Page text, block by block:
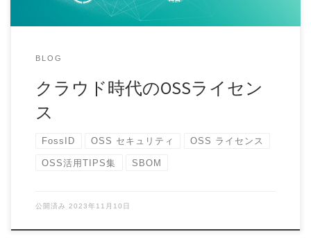
BLOG
クラウド時代のOSSライセン
ス
FossID OSS セキュリティ OSS ライセンス
OSS活用TIPS集 SBOM
公開済み 2023年11月10日